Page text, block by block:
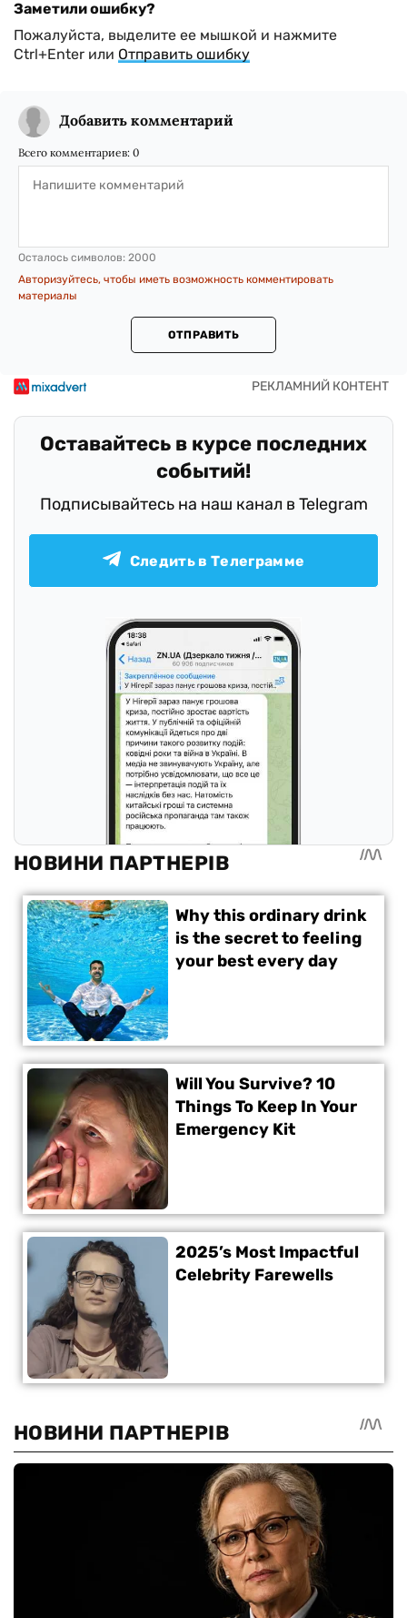
Заметили ошибку?
Пожалуйста, выделите ее мышкой и нажмите
Ctrl+Enter или Отправить ошибку
Добавить комментарий
Всего комментариев: 0
Осталось символов: 2000
Авторизуйтесь, чтобы иметь возможность комментировать
материалы
ОТПРАВИТЬ
Оставайтесь в курсе последних
событий!
Подписывайтесь на наш канал в Telegram
Следить в Телеграмме